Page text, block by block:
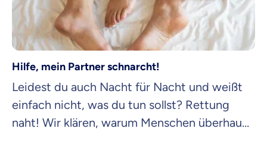
Hilfe, mein Partner schnarcht!
Leidest du auch Nacht für Nacht und weißt
einfach nicht, was du tun sollst? Rettung
naht! Wir klären, warum Menschen überhaupt